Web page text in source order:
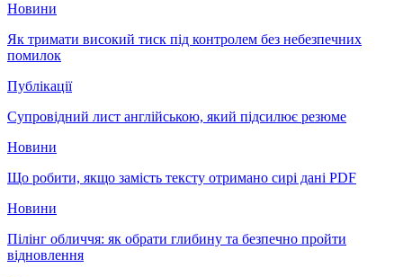
Новини
Як тримати високий тиск під контролем без небезпечних
помилок
Публікації
Супровідний лист англійською, який підсилює резюме
Новини
Що робити, якщо замість тексту отримано сирі дані PDF
Новини
Пілінг обличчя: як обрати глибину та безпечно пройти
відновлення